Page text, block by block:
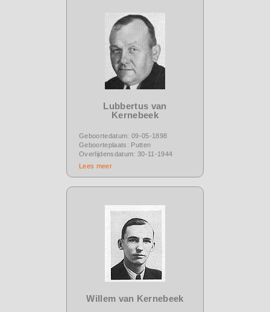
Lubbertus van
Kernebeek
Geboortedatum: 09-05-1898
Geboorteplaats: Putten
Overlijdensdatum: 30-11-1944
Lees meer
Willem van Kernebeek